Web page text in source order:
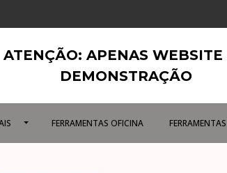
ATENÇÃO: APENAS WEBSITE
DEMONSTRAÇÃO
FERRAMENTAS OFICINA